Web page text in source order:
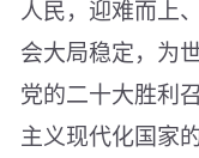
人民，迎难而上
会大局稳定，为
党的二十大胜利
主义现代化国家